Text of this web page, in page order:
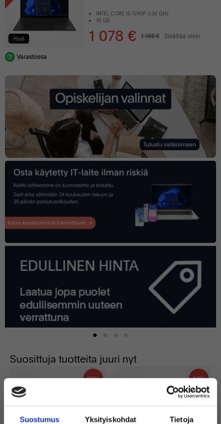
Suostumus Yksityiskohdat Tietoja
Hyvä
INTEL CORE I5-1240P 3.30 GHz
16 GB
1 078 € 1 188 € Sisältää alvin
Varastossa
Suosittuja tuotteita juuri nyt
26% 38%